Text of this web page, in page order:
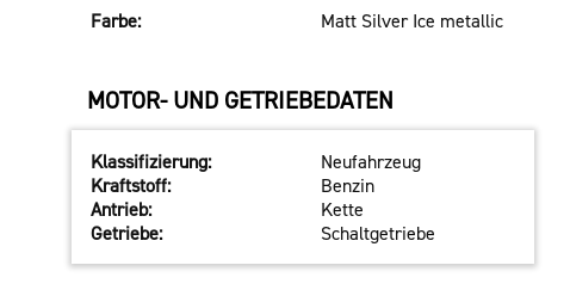
Farbe: Matt Silver Ice metallic
MOTOR- UND GETRIEBEDATEN
Klassifizierung:
Neufahrzeug
Kraftstoff:
Benzin
Antrieb:
Kette
Getriebe:
Schaltgetriebe